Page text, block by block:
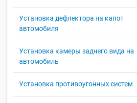
Установка дефлектора на капот
автомобиля
Установка камеры заднего вида на
автомобиль
Установка противоугонных систем